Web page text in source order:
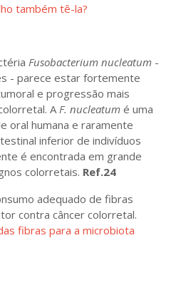
também tê-la?
Fusobacterium nucleatum-
- parece estar fortemente
e progressão mais
A F. nucleatumé uma
oral humana e raramente
inferior de indivíduos
é encontrada em grande
colorretais. Ref.24
adequado de fibras
contra câncer colorretal.
fibras para a microbiota